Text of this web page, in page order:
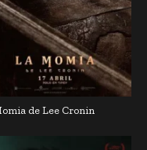
de Lee Cronin